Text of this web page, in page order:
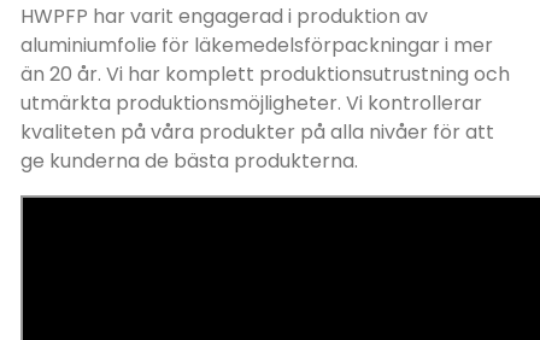
HWPFP har varit engagerad i produktion av
aluminiumfolie för läkemedelsförpackningar i mer
än 20 år. Vi har komplett produktionsutrustning och
utmärkta produktionsmöjligheter. Vi kontrollerar
kvaliteten på våra produkter på alla nivåer för att
ge kunderna de bästa produkterna.